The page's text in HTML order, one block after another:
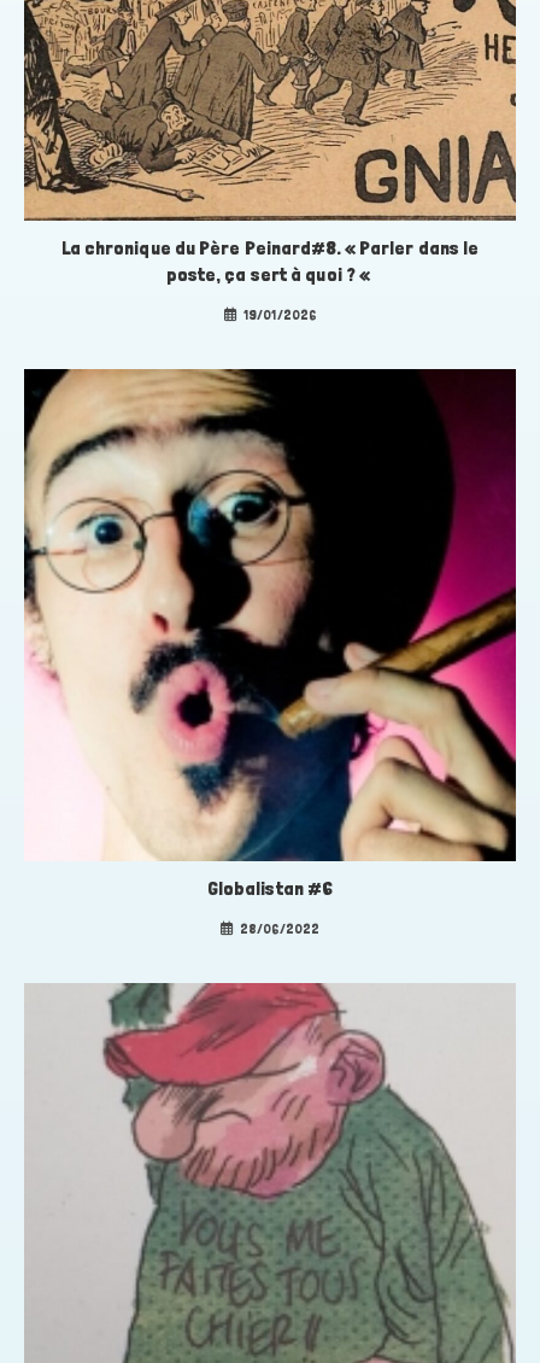
La chronique du Père Peinard#8. « Parler dans le
poste, ça sert à quoi ? «
19/01/2026
Globalistan #6
28/06/2022